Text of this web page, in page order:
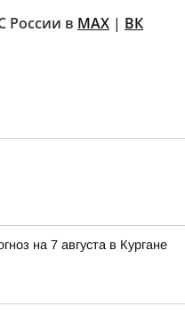
России в MAX | ВК
на 7 августа в Кургане